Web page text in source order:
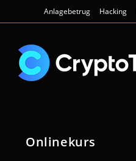
Inhalt
Anlagebetrug Hacking
Onlinekurs